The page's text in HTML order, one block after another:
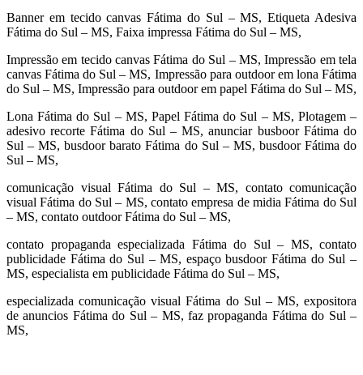
Banner em tecido canvas Fátima do Sul – MS, Etiqueta Adesiva
Fátima do Sul – MS, Faixa impressa Fátima do Sul – MS,
Impressão em tecido canvas Fátima do Sul – MS, Impressão em tela
canvas Fátima do Sul – MS, Impressão para outdoor em lona Fátima
do Sul – MS, Impressão para outdoor em papel Fátima do Sul – MS,
Lona Fátima do Sul – MS, Papel Fátima do Sul – MS, Plotagem –
adesivo recorte Fátima do Sul – MS, anunciar busboor Fátima do
Sul – MS, busdoor barato Fátima do Sul – MS, busdoor Fátima do
Sul – MS,
comunicação visual Fátima do Sul – MS, contato comunicação
visual Fátima do Sul – MS, contato empresa de midia Fátima do Sul
– MS, contato outdoor Fátima do Sul – MS,
contato propaganda especializada Fátima do Sul – MS, contato
publicidade Fátima do Sul – MS, espaço busdoor Fátima do Sul –
MS, especialista em publicidade Fátima do Sul – MS,
especializada comunicação visual Fátima do Sul – MS, expositora
de anuncios Fátima do Sul – MS, faz propaganda Fátima do Sul –
MS,